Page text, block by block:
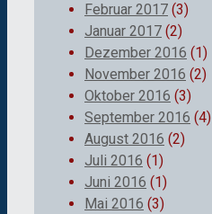
Februar 2017 (3)
Januar 2017 (2)
Dezember 2016 (1)
November 2016 (2)
Oktober 2016 (3)
September 2016 (4)
August 2016 (2)
Juli 2016 (1)
Juni 2016 (1)
Mai 2016 (3)